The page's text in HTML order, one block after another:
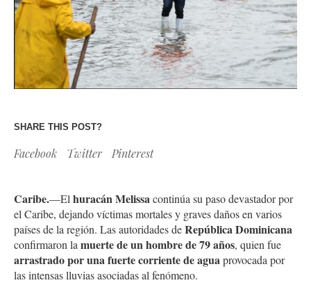
SHARE THIS POST?
Facebook Twitter Pinterest
Caribe.—Elhuracán Melissacontinúa su paso devastador por
el Caribe, dejando víctimas mortales y graves daños en varios
países de la región. Las autoridades deRepública Dominicana
confirmaron lamuerte de un hombre de 79 años, quien fue
arrastrado por una fuerte corriente de aguaprovocada por
las intensas lluvias asociadas al fenómeno.